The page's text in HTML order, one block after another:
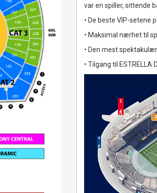
var en spiller, sittende
• De beste VIP-setene
• Maksimal nærhet til
• Den mest
• Tilgang til ESTRELLA